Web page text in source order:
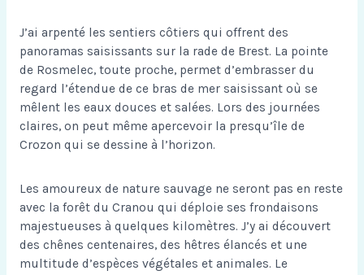
J’ai arpenté les sentiers côtiers qui offrent des
panoramas saisissants sur la rade de Brest. La pointe
de Rosmelec, toute proche, permet d’embrasser du
regard l’étendue de ce bras de mer saisissant où se
mêlent les eaux douces et salées. Lors des journées
claires, on peut même apercevoir la presqu’île de
Crozon qui se dessine à l’horizon.
Les amoureux de nature sauvage ne seront pas en reste
avec la forêt du Cranou qui déploie ses frondaisons
majestueuses à quelques kilomètres. J’y ai découvert
des chênes centenaires, des hêtres élancés et une
multitude d’espèces végétales et animales. Le